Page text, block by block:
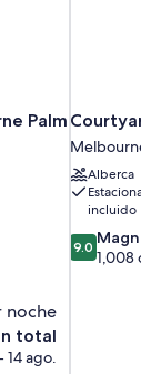
Palm
noche
total
14 ago.
Alberca
incluido
9.0
de
9.0
1,008